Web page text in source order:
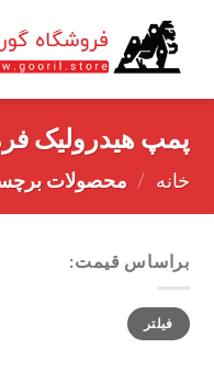
content
پمپ هیدرولیک
خانه / محصولات
براساس قیمت:
حداقل
قیمت
حداکثر
قیمت
فیلتر